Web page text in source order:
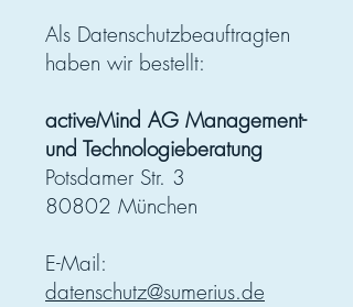
Als Datenschutzbeauftragten
haben wir bestellt:
activeMind AG Management-
und Technologieberatung
Potsdamer Str. 3
80802 München
E-Mail:
datenschutz@sumerius.de